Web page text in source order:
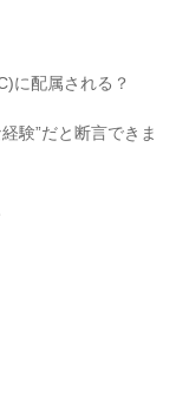
に配属される？
験”だと断言できま